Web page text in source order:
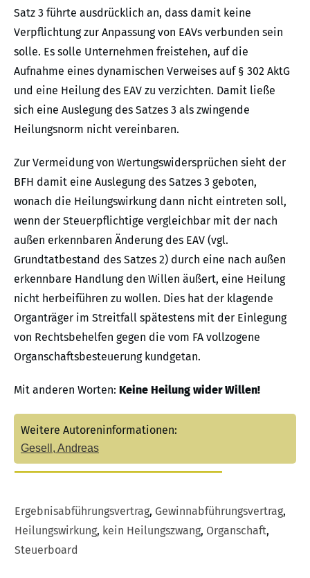
Satz 3 führte ausdrücklich an, dass damit keine
Verpflichtung zur Anpassung von EAVs verbunden sein
solle. Es solle Unternehmen freistehen, auf die
Aufnahme eines dynamischen Verweises auf § 302 AktG
und eine Heilung des EAV zu verzichten. Damit ließe
sich eine Auslegung des Satzes 3 als zwingende
Heilungsnorm nicht vereinbaren.
Zur Vermeidung von Wertungswidersprüchen sieht der
BFH damit eine Auslegung des Satzes 3 geboten,
wonach die Heilungswirkung dann nicht eintreten soll,
wenn der Steuerpflichtige vergleichbar mit der nach
außen erkennbaren Änderung des EAV (vgl.
Grundtatbestand des Satzes 2) durch eine nach außen
erkennbare Handlung den Willen äußert, eine Heilung
nicht herbeiführen zu wollen. Dies hat der klagende
Organträger im Streitfall spätestens mit der Einlegung
von Rechtsbehelfen gegen die vom FA vollzogene
Organschaftsbesteuerung kundgetan.
Mit anderen Worten: Keine Heilung wider Willen!
Weitere Autoreninformationen:
Gesell, Andreas
Ergebnisabführungsvertrag, Gewinnabführungsvertrag,
Heilungswirkung, kein Heilungszwang, Organschaft,
Steuerboard